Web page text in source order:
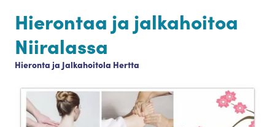
Hierontaa ja jalkahoitoa
Niiralassa
Hieronta ja Jalkahoitola Hertta